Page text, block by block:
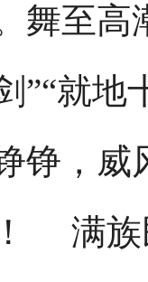
舞至高
”“就地
铮，
满族